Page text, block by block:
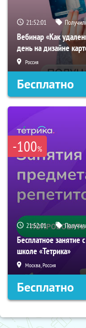
21:52:00
Вебинар «Как
день на дизайне
Россия
Бесплатно
-100%
21:52:00
Бесплатное
школе «Тетрика»
Москва, Россия
Бесплатно